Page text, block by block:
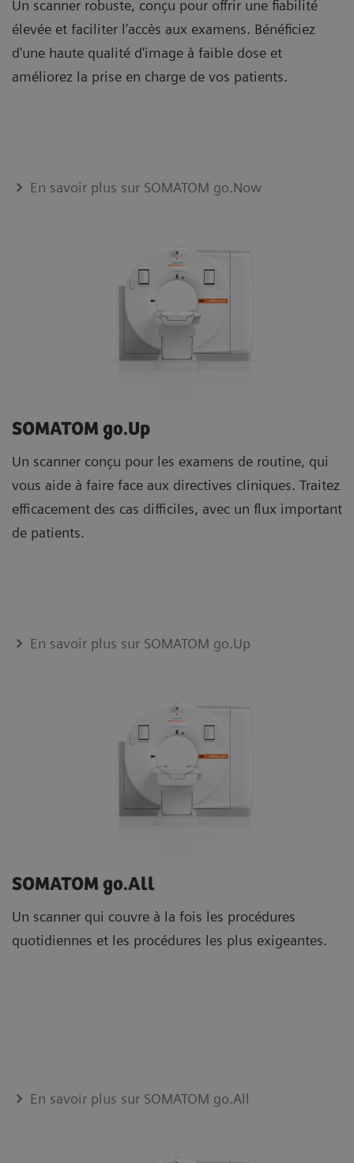
Un scanner robuste, conçu pour offrir une fiabilité
élevée et faciliter l’accès aux examens. Bénéficiez
d'une haute qualité d'image à faible dose et
améliorez la prise en charge de vos patients.
En savoir plus sur SOMATOM go.Now
SOMATOM go.Up
Un scanner conçu pour les examens de routine, qui
vous aide à faire face aux directives cliniques. Traitez
efficacement des cas difficiles, avec un flux important
de patients.
En savoir plus sur SOMATOM go.Up
SOMATOM go.All
Un scanner qui couvre à la fois les procédures
quotidiennes et les procédures les plus exigeantes.
En savoir plus sur SOMATOM go.All